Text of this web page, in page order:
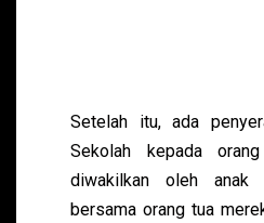
Setelah itu, ada
Sekolah kepada
diwakilkan oleh anak
bersama orang tua